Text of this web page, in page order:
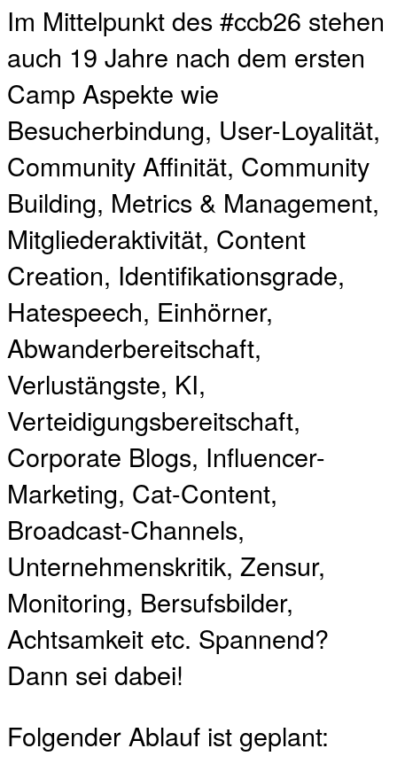
Im Mittelpunkt des #ccb26 stehen
auch 19 Jahre nach dem ersten
Camp Aspekte wie
Besucherbindung, User-Loyalität,
Community Affinität, Community
Building, Metrics & Management,
Mitgliederaktivität, Content
Creation, Identifikationsgrade,
Hatespeech, Einhörner,
Abwanderbereitschaft,
Verlustängste, KI,
Verteidigungsbereitschaft,
Corporate Blogs, Influencer-
Marketing, Cat-Content,
Broadcast-Channels,
Unternehmenskritik, Zensur,
Monitoring, Bersufsbilder,
Achtsamkeit etc. Spannend?
Dann sei dabei!
Folgender Ablauf ist geplant: